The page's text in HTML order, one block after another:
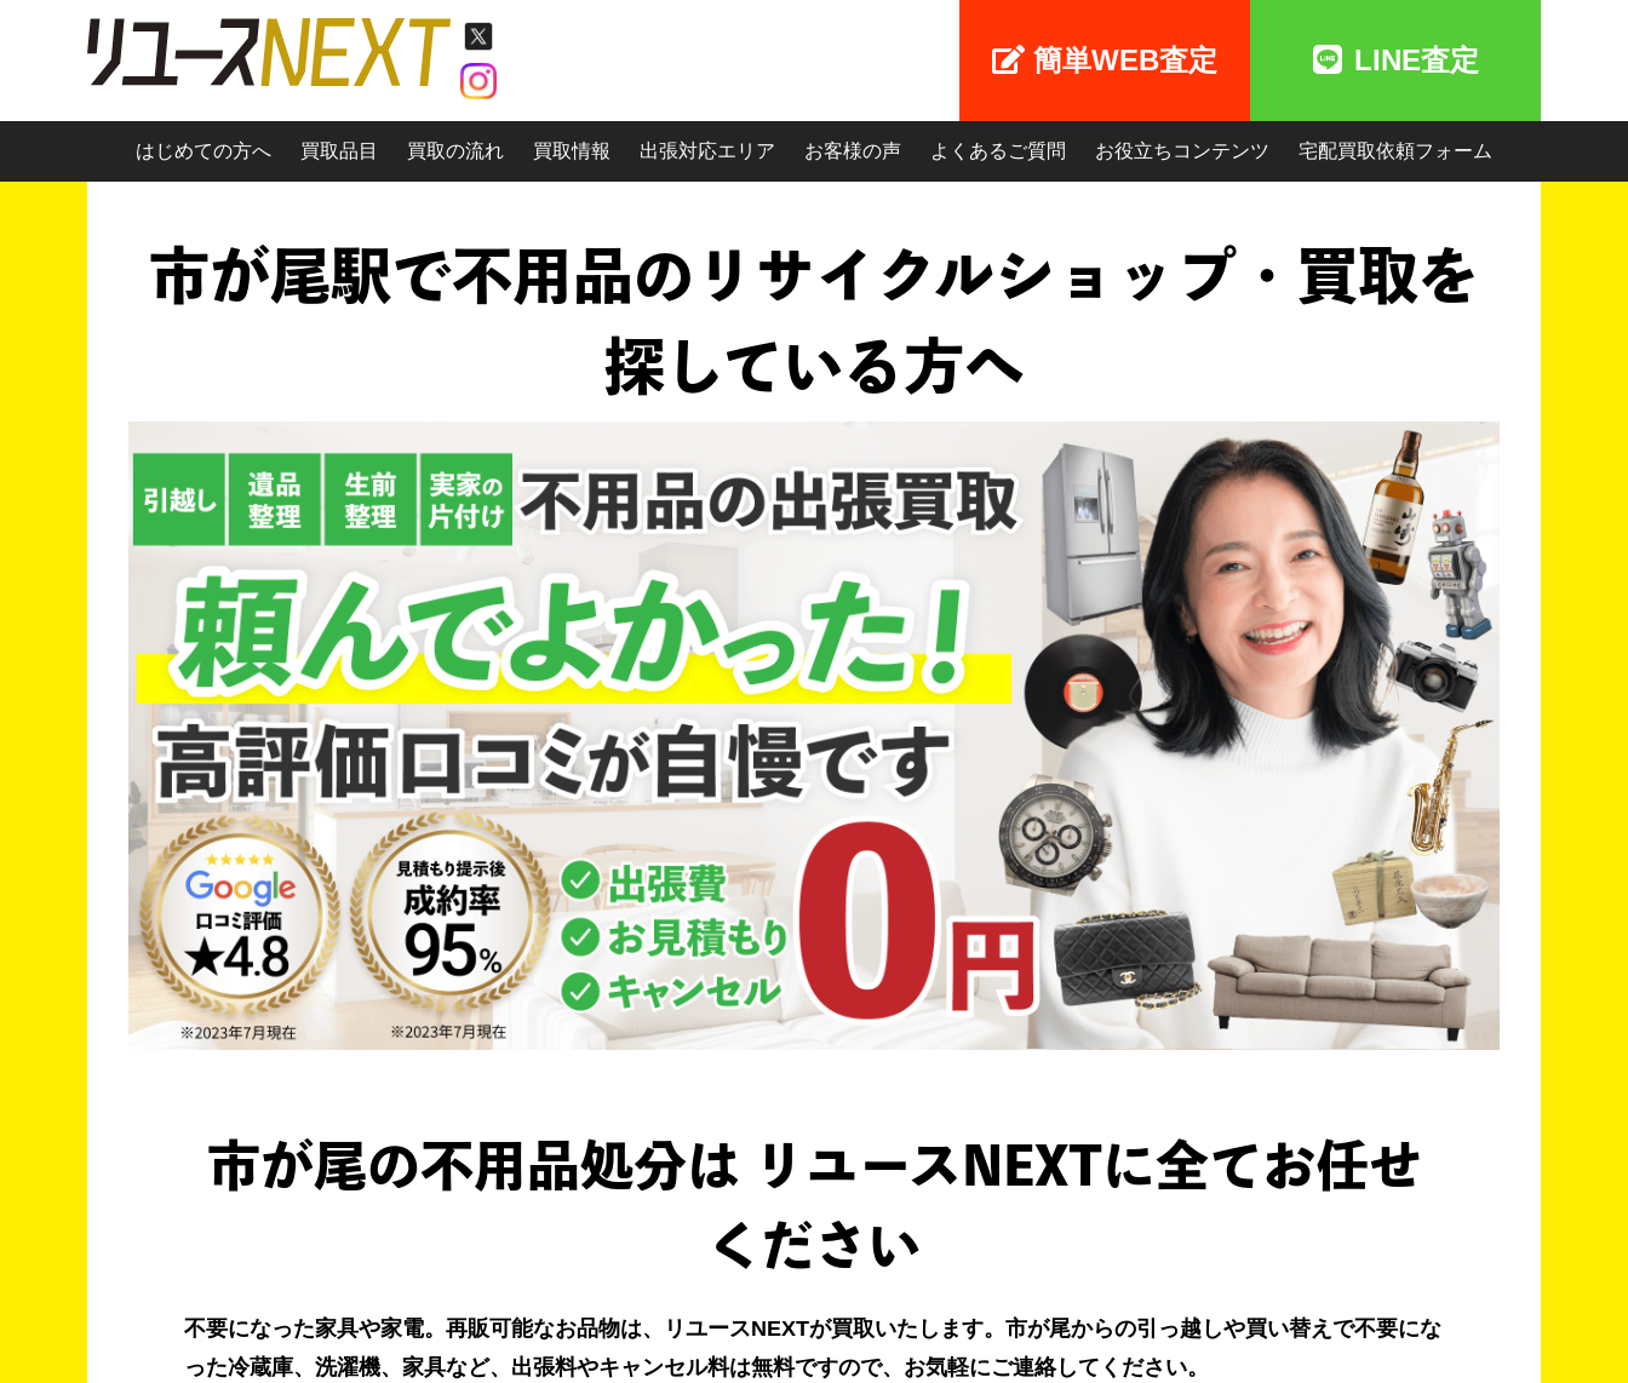
簡単WEB査定 LINE査定
はじめての方へ 買取品目 買取の流れ 買取情報 出張対応エリア お客様の声 よくあるご質問 お役立ちコンテンツ 宅配買取依頼フォーム
市が尾駅で不用品のリサイクルショップ・買取を
探している方へ
市が尾の不用品処分は リユースNEXTに全てお任せ
ください
不要になった家具や家電。再販可能なお品物は、リユースNEXTが買取いたします。市が尾からの引っ越しや買い替えで不要にな
った冷蔵庫、洗濯機、家具など、出張料やキャンセル料は無料ですので、お気軽にご連絡してください。